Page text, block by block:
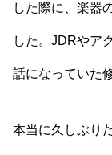
した際に、楽器
した。JDRやア
話になっていた
本当に久しぶり